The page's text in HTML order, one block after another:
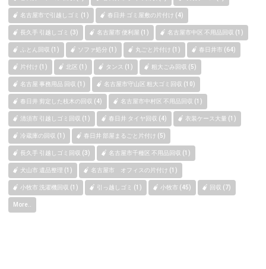
名古屋市で引越しゴミ (1) 春日井 ゴミ屋敷の片付け (4)
長久手 引越しゴミ (3) 名古屋市 便利屋 (1) 名古屋市中区 不用品回収 (1)
ふとん回収 (1) ソファ処分 (1) 丸ごと片付け (1) 春日井市 (64)
片付け (1) 北区 (1) タンス (1) 粗大ごみ回収 (5)
名古屋 事務用品 回収 (1) 名古屋市守山区 粗大ゴミ回収 (10)
春日井 剪定した枝木の回収 (4) 名古屋市中村区 不用品回収 (1)
清須市 引越しゴミ回収 (1) 春日井 タイヤ回収 (4) 衣装ケース大量 (1)
冷蔵庫の回収 (1) 春日井 部屋まるごと片付け (5)
長久手 引越しゴミ回収 (3) 名古屋市千種区 不用品回収 (1)
犬山市 遺品整理 (1) 名古屋市 オフィスの片付け (1)
小牧市 洗濯機回収 (1) 引っ越しゴミ (1) 小牧市 (45) 回収 (7)
More..